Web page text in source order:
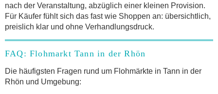
nach der Veranstaltung, abzüglich einer kleinen Provision.
Für Käufer fühlt sich das fast wie Shoppen an: übersichtlich,
preislich klar und ohne Verhandlungsdruck.
FAQ: Flohmarkt Tann in der Rhön
Die häufigsten Fragen rund um Flohmärkte in Tann in der
Rhön und Umgebung: